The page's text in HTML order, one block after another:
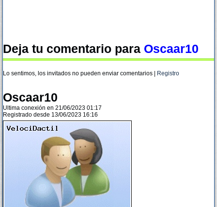
Deja tu comentario para Oscaar10
Lo sentimos, los invitados no pueden enviar comentarios | Registro
Oscaar10
Ultima conexión en 21/06/2023 01:17
Registrado desde 13/06/2023 16:16